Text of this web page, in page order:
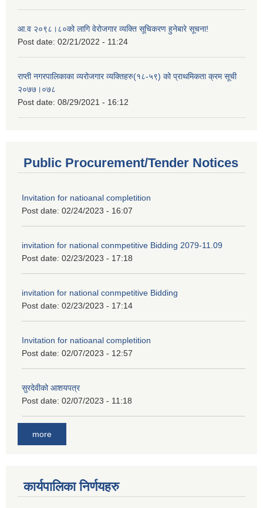
आ.व २०९८।८०को लागि वेरोजगार व्यक्ति सूचिकरण हुनेबारे सूचना!
Post date: 02/21/2022 - 11:24
राप्ती नगरपालिकाका व्यरोजगार व्यक्तिहरु(१८-५९) को प्राथमिकता क्रम सूची
२०७७।०७८
Post date: 08/29/2021 - 16:12
Public Procurement/Tender Notices
Invitation for natioanal completition
Post date: 02/24/2023 - 16:07
invitation for national conmpetitive Bidding 2079-11.09
Post date: 02/23/2023 - 17:18
invitation for national conmpetitive Bidding
Post date: 02/23/2023 - 17:14
Invitation for natioanal completition
Post date: 02/07/2023 - 12:57
सुरदेवीको आशयपत्र
Post date: 02/07/2023 - 11:18
more
कार्यपालिका निर्णयहरु